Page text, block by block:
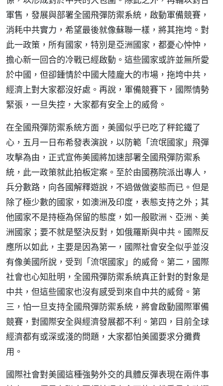
軍售，發展與部署全國飛彈防禦系統，啟動軍備競賽，
消耗中共實力，希望最後就像蘇聯一樣，將其拖垮。對
此一政策，所有國家，特別是亞洲國家，都憂心忡忡，
擔心新一回合的冷戰已經啟動。這些國家或許並無所愛
於中國，但卻鍾情於中國大陸龐大的市場，拖垮中共，
經濟上對大家都沒好處。再說，軍備競賽下，國際情勢
緊張，一旦失控，大家都有安全上的威脅。
在全國飛彈防禦系統方面，美國似乎已吃了秤鉈鐵了
心，五月一日布希發表演說，以防範「流氓國家」飛彈
攻擊為由，正式宣佈美國將加速部署全國飛彈防禦系
統，此一政策就此拍板定案。至於由國務院派出專人，
兵分數路，向各國解釋遊說，不過做做姿態而已。但是
除了極少數的國家，如澳洲及印度，表態支持之外；其
他國家不是持極為保留的態度，如一般歐洲、亞洲、美
洲國家；要不就是堅決反對，如俄羅斯與中共。國際反
應所以如此，主要是因為第一，國際社會安全似乎並沒
有像美國所說，受到「流氓國家」的威脅。第二，國際
社會也心知肚明，全國飛彈防禦系統真正針對的對象是
中共，但這些國家也沒有感受到來自中共的威脅。第
三，怕一旦支持全國飛彈防禦系統，將會啟動國際軍備
競賽，對國際安全與經濟發展都不利。第四，目前全球
經濟都有或深或淺的問題，大家都怕美國要求分攤費
用。
國際社會對美國這種強勢外交的具體反彈表現在兩件事